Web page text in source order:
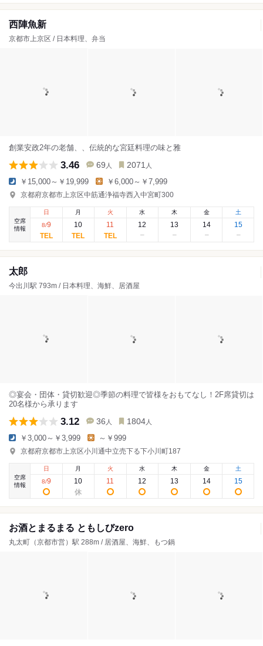
西陣魚新
京都市上京区 / 日本料理、弁当
創業安政2年の老舗、、伝統的な宮廷料理の味と雅
3.46 69 人 2071 人
￥15,000～￥19,999 ￥6,000～￥7,999
京都府京都市上京区中筋通浄福寺西入中宮町300
空席
情報
日
8/9
月
10
火
11
水
12
木
13
金
14
土
15
太郎
今出川駅 793m / 日本料理、海鮮、居酒屋
◎宴会・団体・貸切歓迎◎季節の料理で皆様をおもてなし！2F席貸切は
20名様から承ります
3.12 36 人 1804 人
￥3,000～￥3,999 ～￥999
京都府京都市上京区小川通中立売下る下小川町187
空席
情報
日
8/9
月
10
火
11
水
12
木
13
金
14
土
15
お酒とまるまる ともしびzero
丸太町（京都市営）駅 288m / 居酒屋、海鮮、もつ鍋